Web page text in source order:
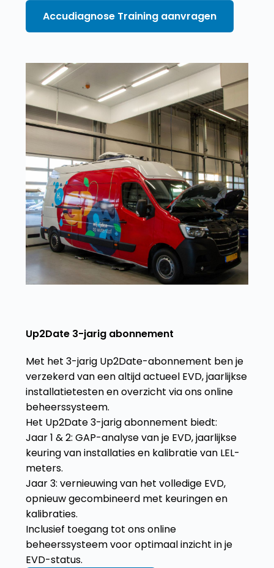
Accudiagnose Training aanvragen
Up2Date 3-jarig abonnement
Met het 3-jarig Up2Date-abonnement ben je
verzekerd van een altijd actueel EVD, jaarlijkse
installatietesten en overzicht via ons online
beheerssysteem.
Het Up2Date 3-jarig abonnement biedt:
Jaar 1 & 2: GAP-analyse van je EVD, jaarlijkse
keuring van installaties en kalibratie van LEL-
meters.
Jaar 3: vernieuwing van het volledige EVD,
opnieuw gecombineerd met keuringen en
kalibraties.
Inclusief toegang tot ons online
beheerssysteem voor optimaal inzicht in je
EVD-status.